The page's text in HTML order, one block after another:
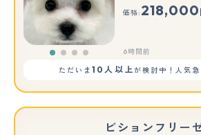
価格: 218,000
6時間前
ただいま10人以上が検討中！人気急
ビションフリー